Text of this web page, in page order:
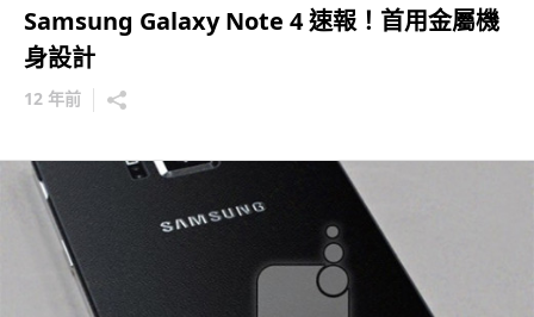
Samsung Galaxy Note 4 速報！首用金屬機
身設計
12 年前